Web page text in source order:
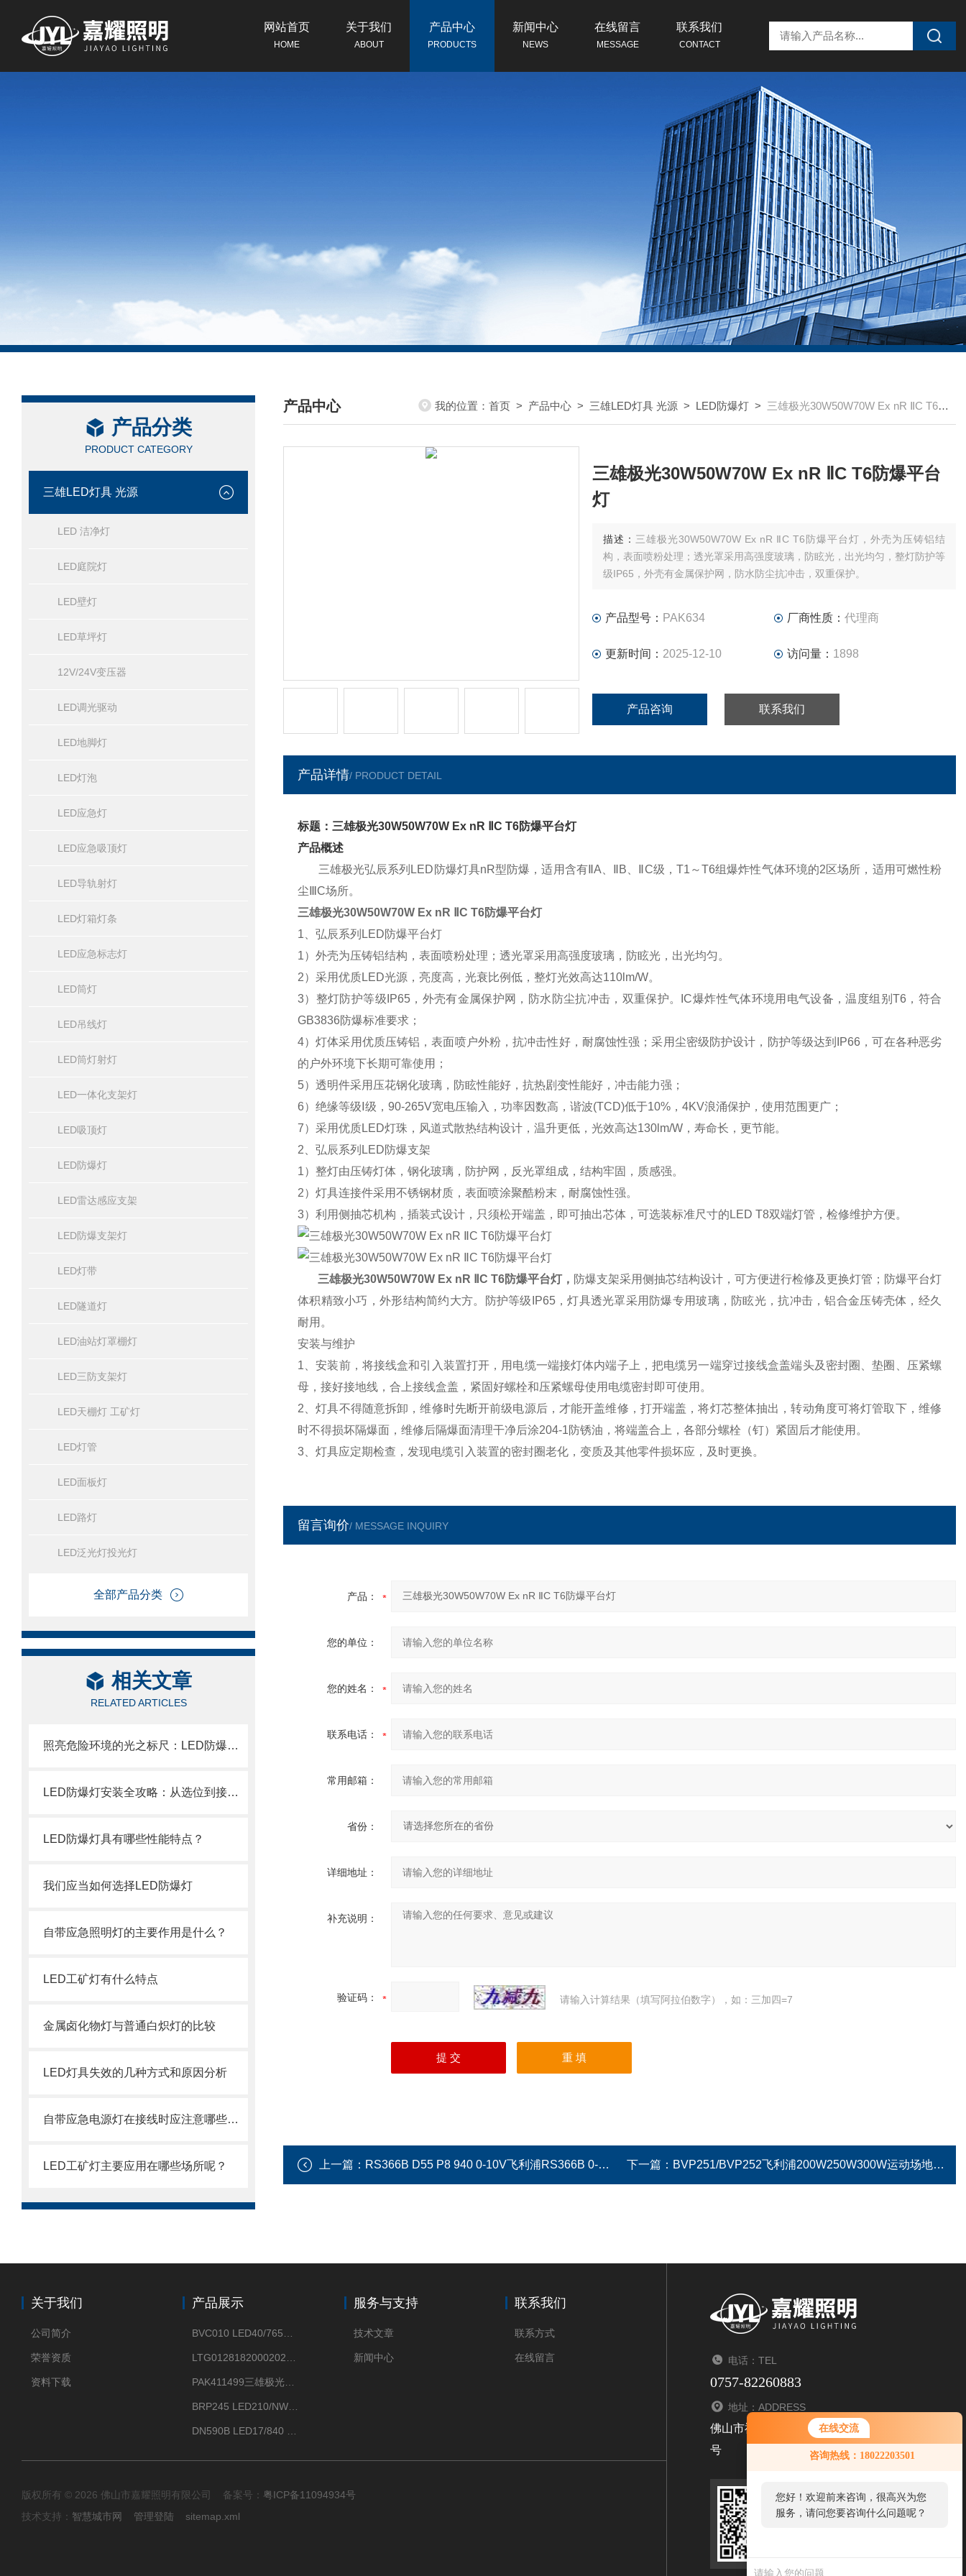
在线交流
咨询热线：18022203501
您好！欢迎前来咨询，很高兴为您
服务，请问您要咨询什么问题呢？
网站首页
HOME
关于我们
ABOUT
产品中心
PRODUCTS
新闻中心
NEWS
在线留言
MESSAGE
联系我们
CONTACT
产品分类
PRODUCT CATEGORY
三雄LED灯具 光源
LED 洁净灯
LED庭院灯
LED壁灯
LED草坪灯
12V/24V变压器
LED调光驱动
LED地脚灯
LED灯泡
LED应急灯
LED应急吸顶灯
LED导轨射灯
LED灯箱灯条
LED应急标志灯
LED筒灯
LED吊线灯
LED筒灯射灯
LED一体化支架灯
LED吸顶灯
LED防爆灯
LED雷达感应支架
LED防爆支架灯
LED灯带
LED隧道灯
LED油站灯罩棚灯
LED三防支架灯
LED天棚灯 工矿灯
LED灯管
LED面板灯
LED路灯
LED泛光灯投光灯
全部产品分类
相关文章
RELATED ARTICLES
照亮危险环境的光之标尺：LED防爆灯光通量参数解析
LED防爆灯安装全攻略：从选位到接线，五步筑牢安全防线
LED防爆灯具有哪些性能特点？
我们应当如何选择LED防爆灯
自带应急照明灯的主要作用是什么？
LED工矿灯有什么特点
金属卤化物灯与普通白炽灯的比较
LED灯具失效的几种方式和原因分析
自带应急电源灯在接线时应注意哪些事项呢
LED工矿灯主要应用在哪些场所呢？
产品中心
/ PRODUCTS CENTER
我的位置：首页 > 产品中心 > 三雄LED灯具 光源 > LED防爆灯 > 三雄极光30W50W70W Ex nR ⅡC T6防爆平台灯
三雄极光30W50W70W Ex nR ⅡC T6防爆平台
灯
描述： 三雄极光30W50W70W Ex nR ⅡC T6防爆平台灯，外壳为压铸铝结
构，表面喷粉处理；透光罩采用高强度玻璃，防眩光，出光均匀，整灯防护等
级IP65，外壳有金属保护网，防水防尘抗冲击，双重保护。
产品型号： PAK634 厂商性质： 代理商
更新时间： 2025-12-10 访问量： 1898
产品咨询 联系我们
产品详情/ PRODUCT DETAIL
标题：三雄极光30W50W70W Ex nR ⅡC T6防爆平台灯
产品概述
三雄极光弘辰系列LED防爆灯具nR型防爆，适用含有ⅡA、ⅡB、ⅡC级，T1～T6组爆炸性气体环境的2区场所，适用可燃性粉
尘ⅢC场所。
三雄极光30W50W70W Ex nR ⅡC T6防爆平台灯
1、弘辰系列LED防爆平台灯
1）外壳为压铸铝结构，表面喷粉处理；透光罩采用高强度玻璃，防眩光，出光均匀。
2）采用优质LED光源，亮度高，光衰比例低，整灯光效高达110lm/W。
3）整灯防护等级IP65，外壳有金属保护网，防水防尘抗冲击，双重保护。IC爆炸性气体环境用电气设备，温度组别T6，符合
GB3836防爆标准要求；
4）灯体采用优质压铸铝，表面喷户外粉，抗冲击性好，耐腐蚀性强；采用尘密级防护设计，防护等级达到IP66，可在各种恶劣
的户外环境下长期可靠使用；
5）透明件采用压花钢化玻璃，防眩性能好，抗热剧变性能好，冲击能力强；
6）绝缘等级Ⅰ级，90-265V宽电压输入，功率因数高，谐波(TCD)低于10%，4KV浪涌保护，使用范围更广；
7）采用优质LED灯珠，风道式散热结构设计，温升更低，光效高达130lm/W，寿命长，更节能。
2、弘辰系列LED防爆支架
1）整灯由压铸灯体，钢化玻璃，防护⽹，反光罩组成，结构牢固，质感强。
2）灯具连接件采用不锈钢材质，表面喷涂聚酷粉末，耐腐蚀性强。
3）利用侧抽芯机构，插装式设计，只须松开端盖，即可抽出芯体，可选装标准尺寸的LED T8双端灯管，检修维护方便。
三雄极光30W50W70W Ex nR ⅡC T6防爆平台灯， 防爆支架采用侧抽芯结构设计，可方便进行检修及更换灯管；防爆平台灯
体积精致小巧，外形结构简约大方。防护等级IP65，灯具透光罩采用防爆专用玻璃，防眩光，抗冲击，铝合金压铸壳体，经久
耐用。
安装与维护
1、安装前，将接线盒和引入装置打开，用电缆一端接灯体内端子上，把电缆另一端穿过接线盒盖端头及密封圈、垫圈、压紧螺
母，接好接地线，合上接线盒盖，紧固好螺栓和压紧螺母使用电缆密封即可使用。
2、灯具不得随意拆卸，维修时先断开前级电源后，才能开盖维修，打开端盖，将灯芯整体抽出，转动角度可将灯管取下，维修
时不得损坏隔爆面，维修后隔爆面清理干净后涂204-1防锈油，将端盖合上，各部分螺栓（钉）紧固后才能使用。
3、灯具应定期检查，发现电缆引入装置的密封圈老化，变质及其他零件损坏应，及时更换。
留言询价/ MESSAGE INQUIRY
产品：
您的单位：
您的姓名：
联系电话：
常用邮箱：
省份：
详细地址：
补充说明：
验证码： 请输入计算结果（填写阿拉伯数字），如：三加四=7
上一篇： RS366B D55 P8 940 0-10V飞利浦RS366B 0-10V深嵌调光LED射灯 下一篇： BVP251/BVP252飞利浦200W250W300W运动场地LED投光灯
关于我们
公司简介
荣誉资质
资料下载
产品展示 服务与支持
技术文章
新闻中心
联系我们
联系方式
在线留言
版权所有 © 2026 佛山市嘉耀照明有限公司 备案号： 粤ICP备11094934号
技术支持： 智慧城市网 管理登陆 sitemap.xml
电话：TEL
0757-82260883
地址：ADDRESS
佛山市禅城区张槎青柯乐俊装饰材料城3座首层1
号